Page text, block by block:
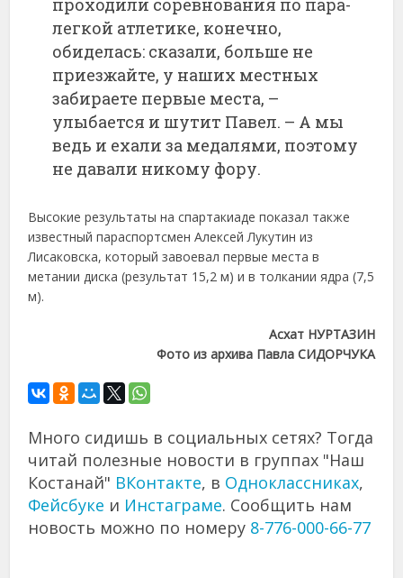
проходили соревнования по пара-
легкой атлетике, конечно,
обиделась: сказали, больше не
приезжайте, у наших местных
забираете первые места, –
улыбается и шутит Павел. – А мы
ведь и ехали за медалями, поэтому
не давали никому фору.
Высокие результаты на спартакиаде показал также
известный параспортсмен Алексей Лукутин из
Лисаковска, который завоевал первые места в
метании диска (результат 15,2 м) и в толкании ядра (7,5
м).
Асхат НУРТАЗИН
Фото из архива Павла СИДОРЧУКА
Много сидишь в социальных сетях? Тогда
читай полезные новости в группах "Наш
Костанай" ВКонтакте, в Одноклассниках,
Фейсбуке и Инстаграме. Сообщить нам
новость можно по номеру 8-776-000-66-77